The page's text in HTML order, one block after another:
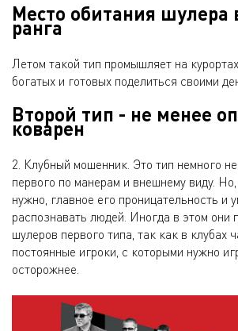
Место обитания шулера
ранга
Летом такой тип промышляет на
богатых и готовых поделиться своими
Второй тип - не менее
коварен
2. Клубный мошенник. Это тип немного
первого по манерам и внешнему виду.
нужно, главное его проницательность и
распознавать людей. Иногда в этом они
шулеров первого типа, так как в клубах
постоянные игроки, с которыми нужно
осторожнее.